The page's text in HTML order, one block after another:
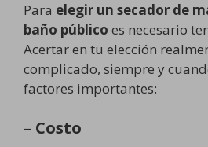
Para elegir un secador de
baño público es necesario
Acertar en tu elección
complicado, siempre y
factores importantes:
– Costo